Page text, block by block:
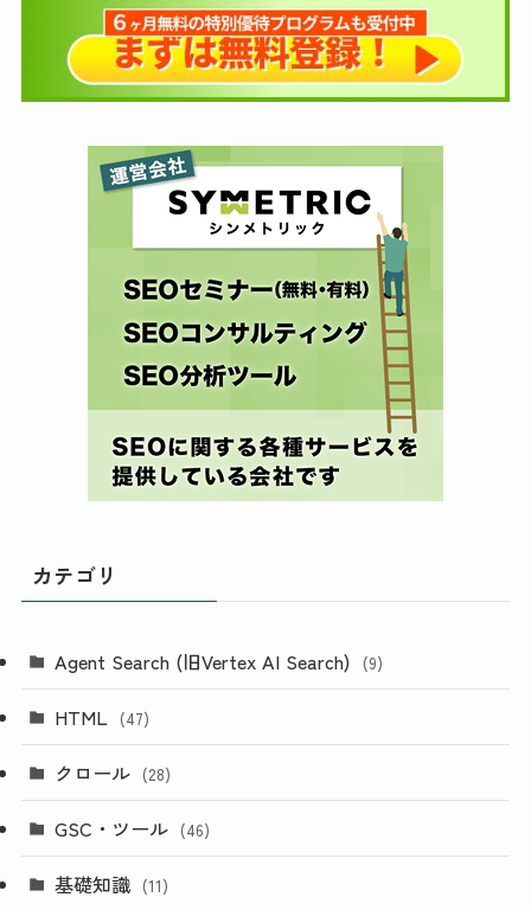
カテゴリ
Agent Search (旧Vertex AI Search) (9)
HTML (47)
クロール (28)
GSC・ツール (46)
基礎知識 (11)